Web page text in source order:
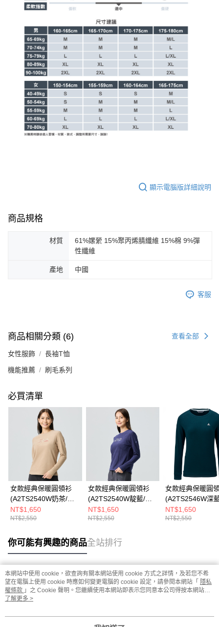
顯示電腦版詳細說明
商品規格
材質
61%嫘縈 15%聚丙烯腈纖維 15%棉 9%彈
性纖維
產地 中國
客服
商品相關分類 (6) 查看全部
女性服飾 長袖T恤
機能推薦 刷毛系列
必買清單
女款經典保暖圓領衫
(A2TS2540W奶茶/刷
絨保暖/質感印花/圓領
保暖)
NT$1,650
NT$2,550
女款經典保暖圓領衫
(A2TS2540W靛藍/刷
絨保暖/質感印花/圓領
保暖)
NT$1,650
NT$2,550
女款經典保暖圓
(A2TS2546W深
絨保暖/素面百搭/
保暖/中長版)
NT$1,650
NT$2,550
你可能有興趣的商品全站排行
熱門標籤
本網站中使用 cookie，欲查詢有關本網站使用 cookie 方式之詳情，及若您不希
望在電腦上使用 cookie 時應如何變更電腦的 cookie 設定，請參閱本網站「 隱私
權條款 」之 Cookie 聲明。您繼續使用本網站即表示您同意本公司得按本網站使
用條款之 Cookie 聲明使用 cookie。
了解更多 >